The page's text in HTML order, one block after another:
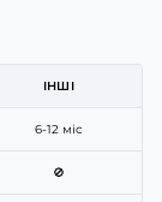
ІНШІ
6-12 міс
🚫